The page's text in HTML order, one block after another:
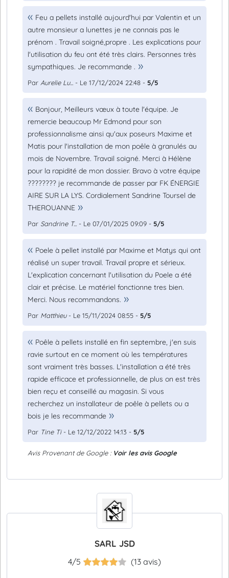
Feu a pellets installé aujourd'hui par Valentin et un
autre monsieur a lunettes je ne connais pas le
prénom . Travail soigné,propre . Les explications pour
l'utilisation du feu ont été très clairs. Personnes très
sympathiques. Je recommande .
Par Aurelie Lu... - Le 17/12/2024 22:48 - 5/5
Bonjour, Meilleurs vœux à toute l'équipe. Je
remercie beaucoup Mr Edmond pour son
professionnalisme ainsi qu'aux poseurs Maxime et
Matis pour l'installation de mon poêle à granulés au
mois de Novembre. Travail soigné. Merci à Hélène
pour la rapidité de mon dossier. Bravo à votre équipe
???????? je recommande de passer par FK ÉNERGIE
AIRE SUR LA LYS. Cordialement Sandrine Toursel de
THEROUANNE
Par Sandrine T... - Le 07/01/2025 09:09 - 5/5
Poele à pellet installé par Maxime et Matys qui ont
réalisé un super travail. Travail propre et sérieux.
L'explication concernant l'utilisation du Poele a été
clair et précise. Le matériel fonctionne tres bien.
Merci. Nous recommandons.
Par Matthieu- Le 15/11/2024 08:55 - 5/5
Poêle à pellets installé en fin septembre, j'en suis
ravie surtout en ce moment où les températures
sont vraiment très basses. L'installation a été très
rapide efficace et professionnelle, de plus on est très
bien reçu et conseillé au magasin. Si vous
recherchez un installateur de poêle à pellets ou a
bois je les recommande
Par Tine Ti- Le 12/12/2022 14:13 - 5/5
Avis Provenant de Google : Voir les avis Google
SARL JSD
4/5 (13 avis)